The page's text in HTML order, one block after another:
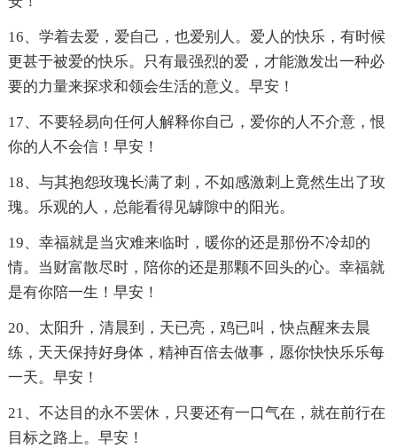
16、学着去爱，爱自己，也爱别人。爱人的快乐，有时候
更甚于被爱的快乐。只有最强烈的爱，才能激发出一种必
要的力量来探求和领会生活的意义。早安！
17、不要轻易向任何人解释你自己，爱你的人不介意，恨
你的人不会信！早安！
18、与其抱怨玫瑰长满了刺，不如感激刺上竟然生出了玫
瑰。乐观的人，总能看得见罅隙中的阳光。
19、幸福就是当灾难来临时，暖你的还是那份不冷却的
情。当财富散尽时，陪你的还是那颗不回头的心。幸福就
是有你陪一生！早安！
20、太阳升，清晨到，天已亮，鸡已叫，快点醒来去晨
练，天天保持好身体，精神百倍去做事，愿你快快乐乐每
一天。早安！
21、不达目的永不罢休，只要还有一口气在，就在前行在
目标之路上。早安！